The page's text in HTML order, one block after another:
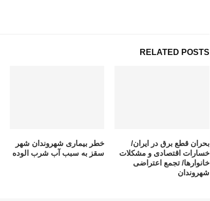
RELATED POSTS
خطر بيمارى شهروندان شهر
سقز به سبب آب شرب الوده
بحران قطع برق در ایران/
خسارات اقتصادی و مشکلات
خانوارها/ تجمع اعتراضی
شهروندان